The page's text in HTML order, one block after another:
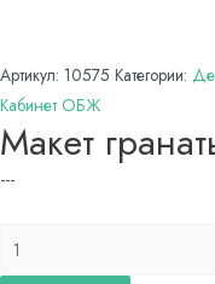
Артикул: 10575 Категории:
Кабинет ОБЖ
Макет
---
Количество